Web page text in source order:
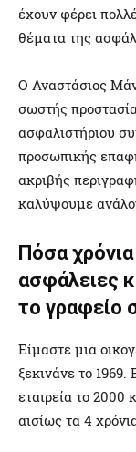
έχουν φέρει
θέματα της
Ο Αναστάσιος
σωστής
ασφαλιστήριου
προσωπικής
ακριβής
καλύψουμε
Πόσα
ασφάλειες
το γραφείο
Eίμαστε μια
ξεκινάνε το
εταιρεία το 2000
αισίως τα 4